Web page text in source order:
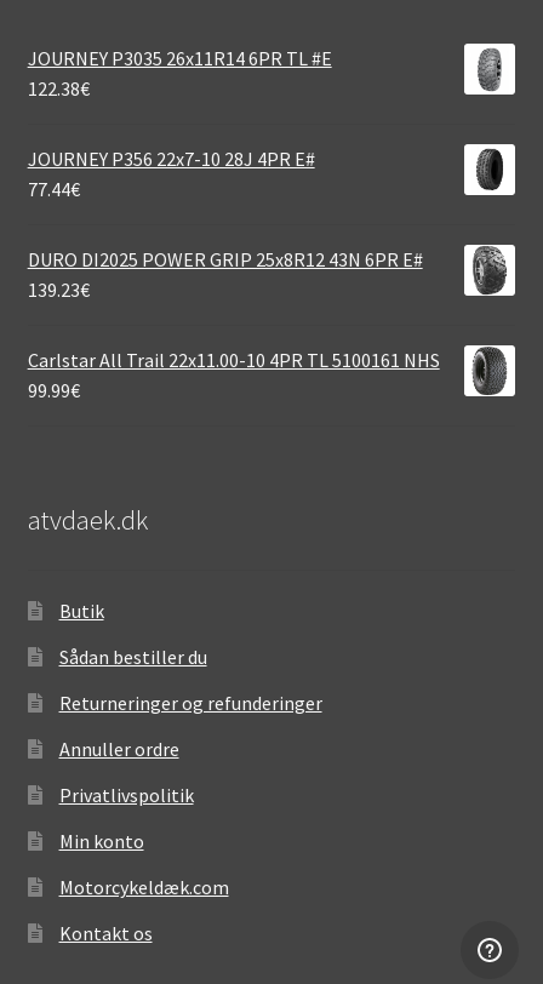
JOURNEY P3035 26x11R14 6PR TL #E
122.38€
JOURNEY P356 22x7-10 28J 4PR E#
77.44€
DURO DI2025 POWER GRIP 25x8R12 43N 6PR E#
139.23€
Carlstar All Trail 22x11.00-10 4PR TL 5100161 NHS
99.99€
atvdaek.dk
Butik
Sådan bestiller du
Returneringer og refunderinger
Annuller ordre
Privatlivspolitik
Min konto
Motorcykeldæk.com
Kontakt os